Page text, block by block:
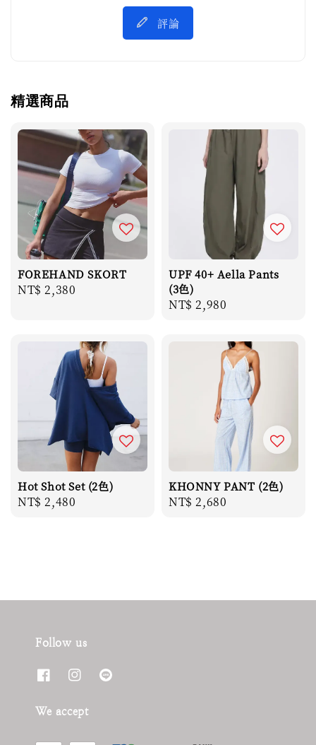
評論
精選商品
FOREHAND SKORT
Regular
NT$ 2,380
UPF 40+ Aella Pants
(3色)
Regular
NT$ 2,980
Hot Shot Set (2色)
Regular
NT$ 2,480
KHONNY PANT (2色)
Regular
NT$ 2,680
Follow us
We accept